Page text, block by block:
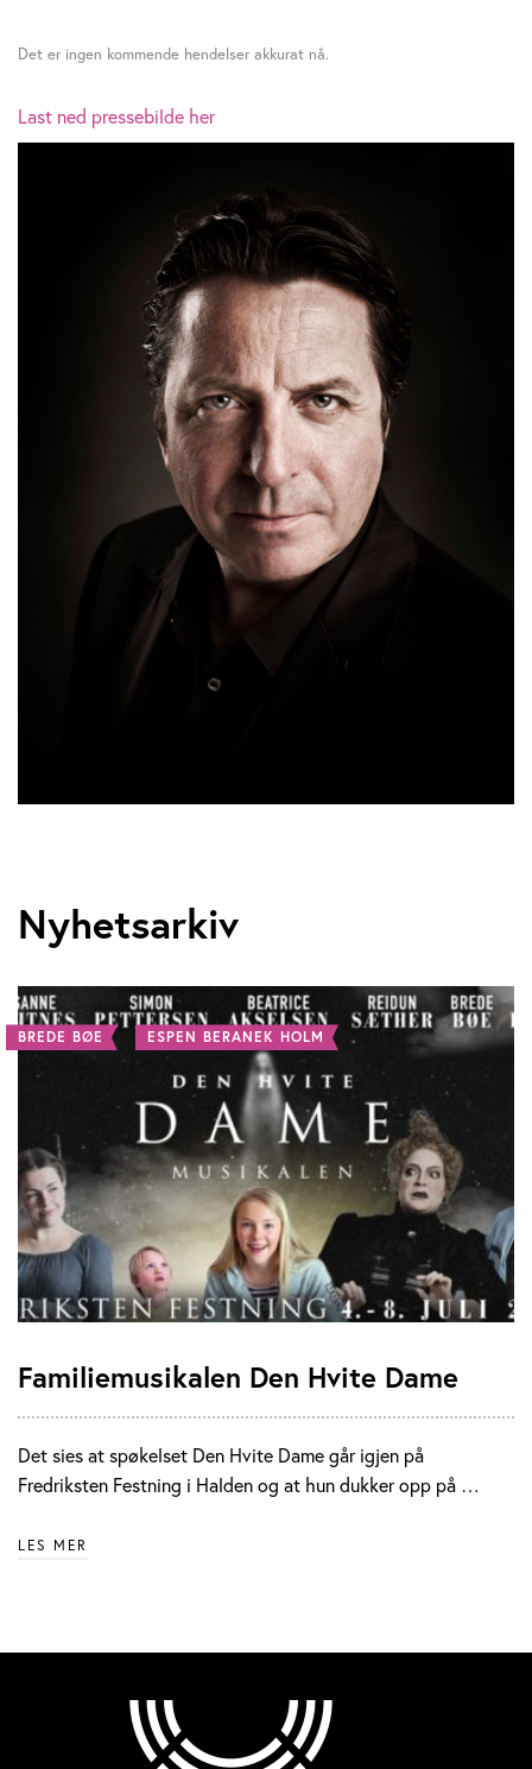
Det er ingen kommende hendelser akkurat nå.
Last ned pressebilde her
Nyhetsarkiv
BREDE BØE ESPEN BERANEK HOLM
Familiemusikalen Den Hvite Dame
Det sies at spøkelset Den Hvite Dame går igjen på
Fredriksten Festning i Halden og at hun dukker opp på …
LES MER